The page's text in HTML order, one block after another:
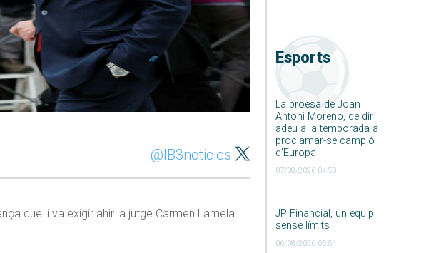
Esports
La proesa de Joan
Antoni Moreno, de dir
adeu a la temporada a
proclamar-se campió
d’Europa
07/08/2026 04:50
JP Financial, un equip
sense límits
06/08/2026 05:54
@IB3noticies
que li va exigir ahir la jutge Carmen Lamela